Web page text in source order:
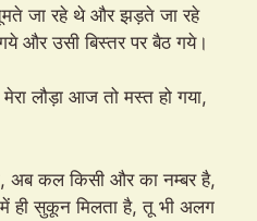
जा रहे थे और झड़ते जा रहे
और उसी बिस्तर पर बैठ गये।
लौड़ा आज तो मस्त हो गया,
अब कल किसी और का नम्बर है,
सुकून मिलता है, तू भी अलग